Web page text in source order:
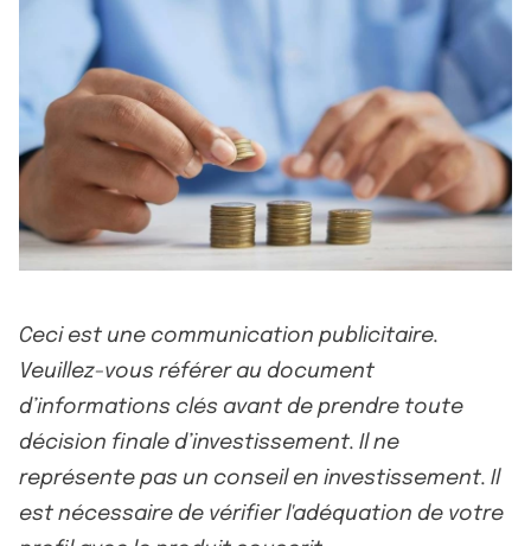
Ceci est une communication publicitaire.
Veuillez-vous référer au document
d’informations clés avant de prendre toute
décision finale d’investissement. Il ne
représente pas un conseil en investissement. Il
est nécessaire de vérifier l'adéquation de votre